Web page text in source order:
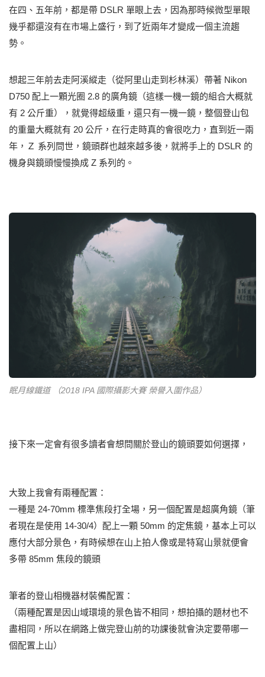
在四、五年前，都是帶 DSLR 單眼上去，因為那時候微型單眼
幾乎都還沒有在市場上盛行，到了近兩年才變成一個主流趨
勢。
想起三年前去走阿溪縱走（從阿里山走到杉林溪）帶著 Nikon
D750 配上一顆光圈 2.8 的廣角鏡（這樣一機一鏡的組合大概就
有 2 公斤重），就覺得超級重，還只有一機一鏡，整個登山包
的重量大概就有 20 公斤，在行走時真的會很吃力，直到近一兩
年，Ｚ 系列問世，鏡頭群也越來越多後，就將手上的 DSLR 的
機身與鏡頭慢慢換成 Z 系列的。
眠月線鐵道 （2018 IPA 國際攝影大賽 榮譽入圍作品）
接下來一定會有很多讀者會想問關於登山的鏡頭要如何選擇，
大致上我會有兩種配置：
一種是 24-70mm 標準焦段打全場，另一個配置是超廣角鏡（筆
者現在是使用 14-30/4）配上一顆 50mm 的定焦鏡，基本上可以
應付大部分景色，有時候想在山上拍人像或是特寫山景就便會
多帶 85mm 焦段的鏡頭
筆者的登山相機器材裝備配置：
（兩種配置是因山域環境的景色皆不相同，想拍攝的題材也不
盡相同，所以在網路上做完登山前的功課後就會決定要帶哪一
個配置上山）